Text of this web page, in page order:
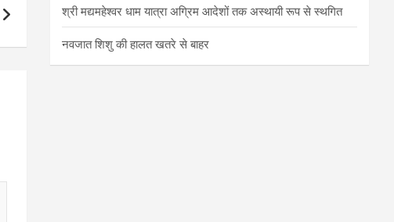
श्री मद्यमहेश्वर धाम यात्रा अग्रिम आदेशों तक अस्थायी रूप से स्थगित
नवजात शिशु की हालत खतरे से बाहर